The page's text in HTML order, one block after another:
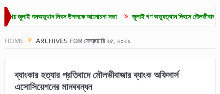
গনঅভূথান দিবস উপলক্ষে আলোচনা সভা জুলাই গণ অভ্যুত্থান দিবসে মৌলভীবাজারে নানা
HOME ARCHIVES FOR ফেব্রুয়ারি ২৫, ২০২১
ব্যাংকার হত্যার প্রতিবাদে মৌলভীবাজার ব্যাংক অফিসার্স
এসোসিয়েশনের মানববন্ধন